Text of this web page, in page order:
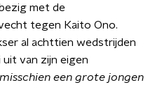
met de
tegen Kaito Ono.
al achttien wedstrijden
van zijn eigen
een grote jongen